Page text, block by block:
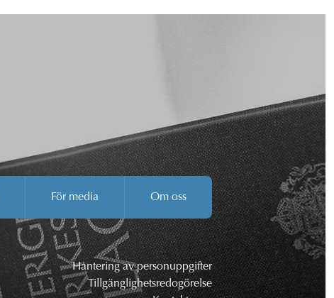
För media Om oss
Hantering av personuppgifter
Tillgänglighetsredogörelse